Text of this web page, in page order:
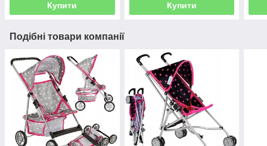
Купити Купити
Подібні товари компанії